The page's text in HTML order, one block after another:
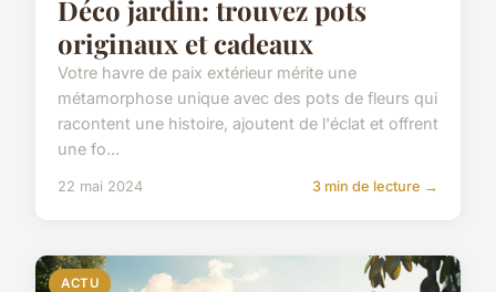
Déco jardin: trouvez pots
originaux et cadeaux
Votre havre de paix extérieur mérite une
métamorphose unique avec des pots de fleurs qui
racontent une histoire, ajoutent de l'éclat et offrent
une fo...
22 mai 2024 3 min de lecture →
ACTU